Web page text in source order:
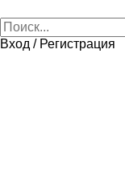
Вход / Регистрация